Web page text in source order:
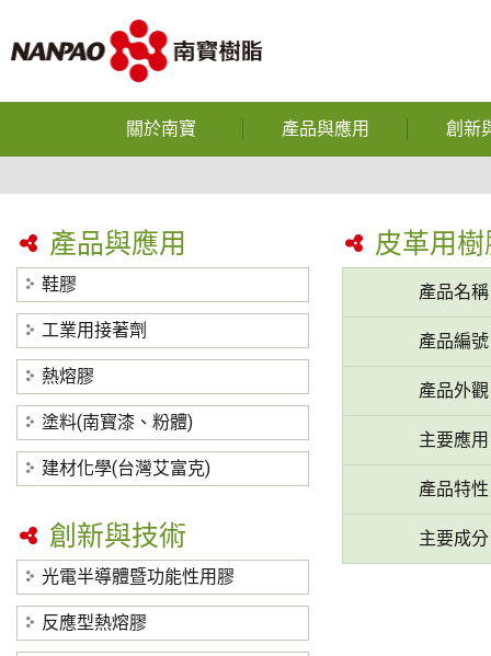
關於南寶
獲獎榮譽
營運據點
隱私權政策
產品與應用
熱熔膠
塗料(南寳漆、粉體)
創新
反應
熱
中
碳纖維
裕
皮革用樹
產品名稱
產品編號
產品外觀
主要應用
產品特性
主要成分
產品與應用
鞋膠
工業用接著劑
熱熔膠
塗料(南寳漆、粉體)
建材化學(台灣艾富克)
創新與技術
光電半導體暨功能性用膠
反應型熱熔膠